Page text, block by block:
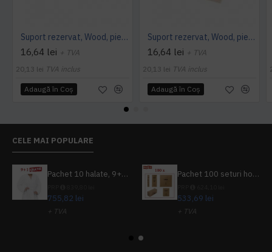
Suport rezervat, Wood, piele PU interior/exterior, lavabila, maro
16,64 lei + TVA
20,13 lei TVA inclus
Adaugă în Coş
Suport rezervat, Wood, piele PU interior/exterior, lavabila, bej
16,64 lei + TVA
20,13 lei TVA inclus
Adaugă în Coş
CELE MAI POPULARE
Pachet 10 halate, 9+1 gratuit
755,82 lei
+ TVA
Pachet 100 seturi hoteliere, set dentar, set barbierit, casca de dus, pila unghii, set cusut
533,69 lei
+ TVA